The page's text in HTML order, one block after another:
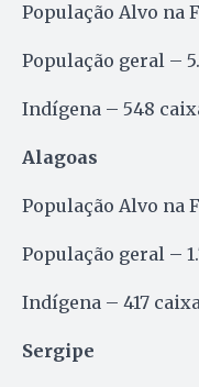
População Alvo na
População geral –
Indígena – 548
Alagoas
População Alvo na
População geral –
Indígena – 417
Sergipe